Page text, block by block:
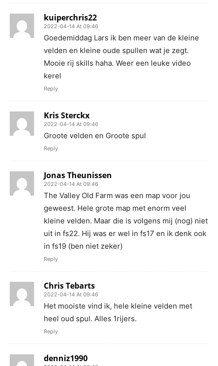
kuiperchris22
2022-04-14 At 09:46
Goedemiddag Lars ik ben meer van de kleine
velden en kleine oude spullen wat je zegt.
Mooie rij skills haha. Weer een leuke video
kerel
Reply
Kris Sterckx
2022-04-14 At 09:46
Groote velden en Groote spul
Reply
Jonas Theunissen
2022-04-14 At 09:46
The Valley Old Farm was een map voor jou
geweest. Hele grote map met enorm veel
kleine velden. Maar die is volgens mij (nog) niet
uit in fs22. Hij was er wel in fs17 en ik denk ook
in fs19 (ben niet zeker)
Reply
Chris Tebarts
2022-04-14 At 09:46
Het mooiste vind ik, hele kleine velden met
heel oud spul. Alles 1rijers.
Reply
denniz1990